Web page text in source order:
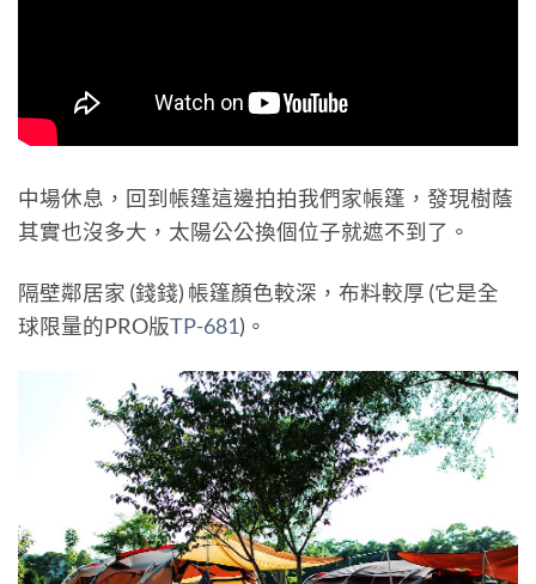
中場休息，回到帳篷這邊拍拍我們家帳篷，發現樹蔭
其實也沒多大，太陽公公換個位子就遮不到了。
隔壁鄰居家 (錢錢) 帳篷顏色較深，布料較厚 (它是全
球限量的PRO版TP-681)。